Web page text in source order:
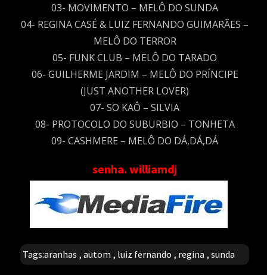
03- MOVIMENTO – MELÔ DO SUNDA
04- REGINA CASÉ & LUIZ FERNANDO GUIMARÃES –
MELÔ DO TERROR
05- FUNK CLUB – MELÔ DO TARADO
06- GUILHERME JARDIM – MELÔ DO PRÍNCIPE
(JUST ANOTHER LOVER)
07- SO KAÔ – SILVIA
08- PROTOCOLO DO SUBURBIO – TONHETA
09- CASHMERE – MELÔ DO DÁ,DÁ,DÁ
senha. williamdj
Tags:aranhas ,autom , luiz fernando , regina ,sunda